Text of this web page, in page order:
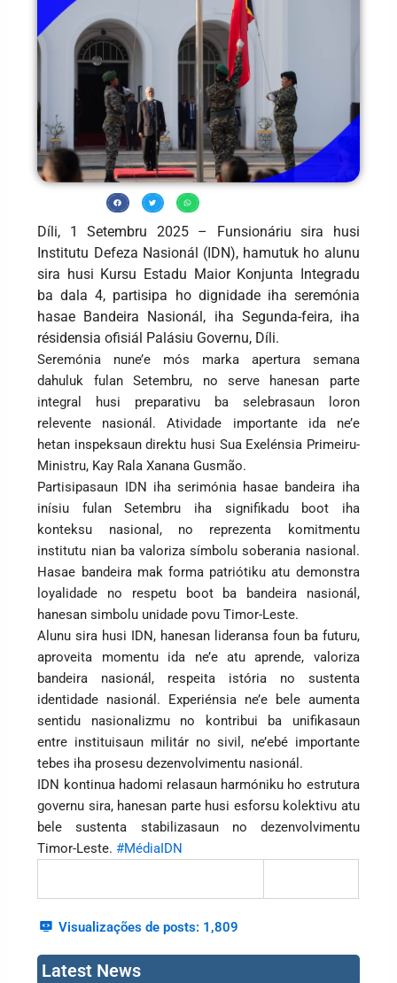
Díli, 1 Setembru 2025 – Funsionáriu sira husi
Institutu Defeza Nasionál (IDN), hamutuk ho alunu
sira husi Kursu Estadu Maior Konjunta Integradu
ba dala 4, partisipa ho dignidade iha seremónia
hasae Bandeira Nasionál, iha Segunda-feira, iha
résidensia ofisiál Palásiu Governu, Díli.
Seremónia nune’e mós marka apertura semana
dahuluk fulan Setembru, no serve hanesan parte
integral husi preparativu ba selebrasaun loron
relevente nasionál. Atividade importante ida ne’e
hetan inspeksaun direktu husi Sua Exelénsia Primeiru-
Ministru, Kay Rala Xanana Gusmão.
Partisipasaun IDN iha serimónia hasae bandeira iha
inísiu fulan Setembru iha signifikadu boot iha
konteksu nasional, no reprezenta komitmentu
institutu nian ba valoriza símbolu soberania nasional.
Hasae bandeira mak forma patriótiku atu demonstra
loyalidade no respetu boot ba bandeira nasionál,
hanesan simbolu unidade povu Timor-Leste.
Alunu sira husi IDN, hanesan lideransa foun ba futuru,
aproveita momentu ida ne’e atu aprende, valoriza
bandeira nasionál, respeita istória no sustenta
identidade nasionál. Experiénsia ne’e bele aumenta
sentidu nasionalizmu no kontribui ba unifikasaun
entre instituisaun militár no sivil, ne’ebé importante
tebes iha prosesu dezenvolvimentu nasionál.
IDN kontinua hadomi relasaun harmóniku ho estrutura
governu sira, hanesan parte husi esforsu kolektivu atu
bele sustenta stabilizasaun no dezenvolvimentu
Timor-Leste.#MédiaIDN
Visualizações de posts: 1,809
Latest News